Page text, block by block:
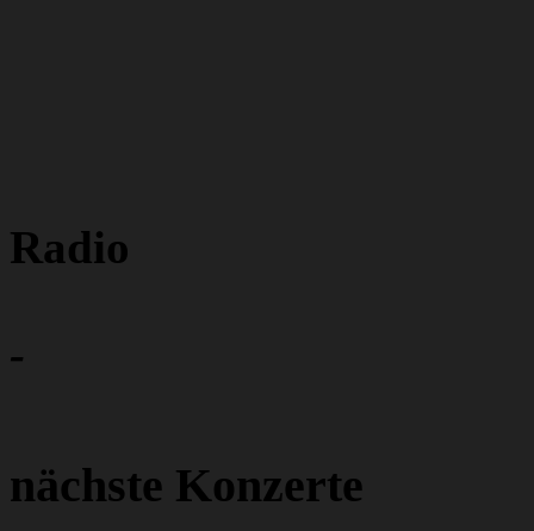
Radio
-
nächste Konzerte